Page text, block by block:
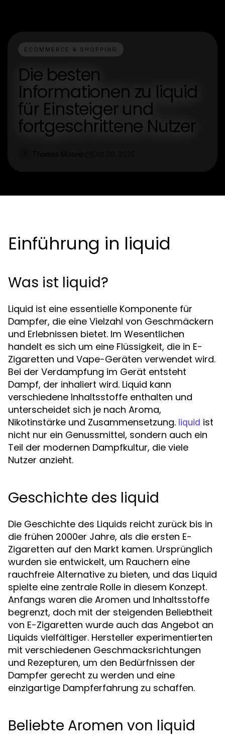
ECOMMERCE & SHOPPING
Die besten
Informationen zu liquid
für Einsteiger und
fortgeschrittene Nutzer
Einführung in liquid
Was ist liquid?
Liquid ist eine essentielle Komponente für
Dampfer, die eine Vielzahl von Geschmäckern
und Erlebnissen bietet. Im Wesentlichen
handelt es sich um eine Flüssigkeit, die in E-
Zigaretten und Vape-Geräten verwendet wird.
Bei der Verdampfung im Gerät entsteht
Dampf, der inhaliert wird. Liquid kann
verschiedene Inhaltsstoffe enthalten und
unterscheidet sich je nach Aroma,
Nikotinstärke und Zusammensetzung. liquid ist
nicht nur ein Genussmittel, sondern auch ein
Teil der modernen Dampfkultur, die viele
Nutzer anzieht.
Geschichte des liquid
Die Geschichte des Liquids reicht zurück bis in
die frühen 2000er Jahre, als die ersten E-
Zigaretten auf den Markt kamen. Ursprünglich
wurden sie entwickelt, um Rauchern eine
rauchfreie Alternative zu bieten, und das Liquid
spielte eine zentrale Rolle in diesem Konzept.
Anfangs waren die Aromen und Inhaltsstoffe
begrenzt, doch mit der steigenden Beliebtheit
von E-Zigaretten wurde auch das Angebot an
Liquids vielfältiger. Hersteller experimentierten
mit verschiedenen Geschmacksrichtungen
und Rezepturen, um den Bedürfnissen der
Dampfer gerecht zu werden und eine
einzigartige Dampferfahrung zu schaffen.
Beliebte Aromen von liquid